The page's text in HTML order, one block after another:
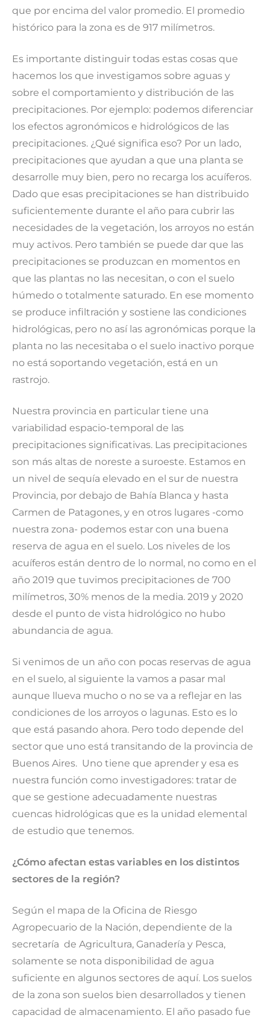
que por encima del valor promedio. El promedio
histórico para la zona es de 917 milímetros.
Es importante distinguir todas estas cosas que
hacemos los que investigamos sobre aguas y
sobre el comportamiento y distribución de las
precipitaciones. Por ejemplo: podemos diferenciar
los efectos agronómicos e hidrológicos de las
precipitaciones. ¿Qué significa eso? Por un lado,
precipitaciones que ayudan a que una planta se
desarrolle muy bien, pero no recarga los acuíferos.
Dado que esas precipitaciones se han distribuido
suficientemente durante el año para cubrir las
necesidades de la vegetación, los arroyos no están
muy activos. Pero también se puede dar que las
precipitaciones se produzcan en momentos en
que las plantas no las necesitan, o con el suelo
húmedo o totalmente saturado. En ese momento
se produce infiltración y sostiene las condiciones
hidrológicas, pero no así las agronómicas porque la
planta no las necesitaba o el suelo inactivo porque
no está soportando vegetación, está en un
rastrojo.
Nuestra provincia en particular tiene una
variabilidad espacio-temporal de las
precipitaciones significativas. Las precipitaciones
son más altas de noreste a suroeste. Estamos en
un nivel de sequía elevado en el sur de nuestra
Provincia, por debajo de Bahía Blanca y hasta
Carmen de Patagones, y en otros lugares -como
nuestra zona- podemos estar con una buena
reserva de agua en el suelo. Los niveles de los
acuíferos están dentro de lo normal, no como en el
año 2019 que tuvimos precipitaciones de 700
milímetros, 30% menos de la media. 2019 y 2020
desde el punto de vista hidrológico no hubo
abundancia de agua.
Si venimos de un año con pocas reservas de agua
en el suelo, al siguiente la vamos a pasar mal
aunque llueva mucho o no se va a reflejar en las
condiciones de los arroyos o lagunas. Esto es lo
que está pasando ahora. Pero todo depende del
sector que uno está transitando de la provincia de
Buenos Aires. Uno tiene que aprender y esa es
nuestra función como investigadores: tratar de
que se gestione adecuadamente nuestras
cuencas hidrológicas que es la unidad elemental
de estudio que tenemos.
¿Cómo afectan estas variables en los distintos
sectores de la región?
Según el mapa de la Oficina de Riesgo
Agropecuario de la Nación, dependiente de la
secretaría de Agricultura, Ganadería y Pesca,
solamente se nota disponibilidad de agua
suficiente en algunos sectores de aquí. Los suelos
de la zona son suelos bien desarrollados y tienen
capacidad de almacenamiento. El año pasado fue